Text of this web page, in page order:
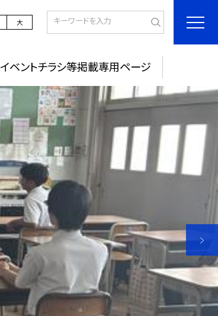
大
イベントチラシ等掲載専用ページ